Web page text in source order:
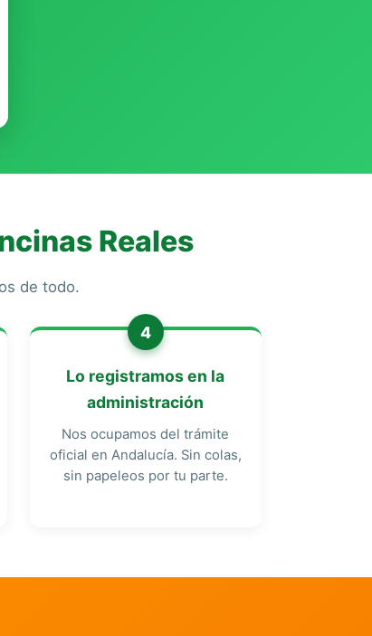
Reales
de todo.
4
Lo registramos en la
administración
Nos ocupamos del trámite
oficial en Andalucía. Sin colas,
sin papeleos por tu parte.